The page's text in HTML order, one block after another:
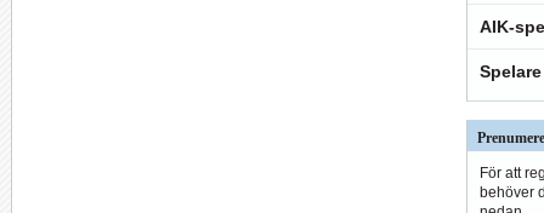
AIK-
För att
behöver